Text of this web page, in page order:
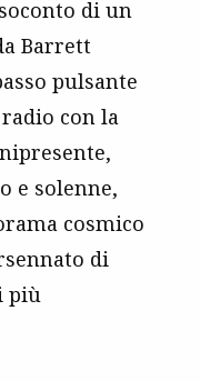
di un
Barrett
pulsante
con la
e solenne,
cosmico
di
più